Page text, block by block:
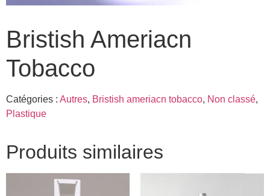
Bristish Ameriacn
Tobacco
Catégories : Autres, Bristish ameriacn tobacco, Non classé,
Plastique
Produits similaires